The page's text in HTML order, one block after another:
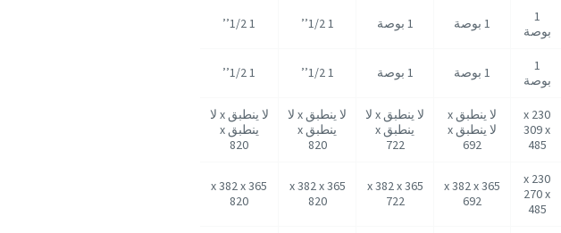
1
بوصة
1 بوصة 1 بوصة 1 1/2’’
1 1/2’’
1
بوصة
1 بوصة 1 بوصة 1 1/2’’
1 1/2’’
230 x
309 x
485
لا ينطبق x
لا ينطبق x
692
لا ينطبق x لا
ينطبق x
722
لا ينطبق x لا
ينطبق x
820
لا ينطبق x لا
ينطبق x
820
230 x
270 x
485
365 x 382 x
692
365 x 382 x
722
365 x 382 x
820
365 x 382 x
820